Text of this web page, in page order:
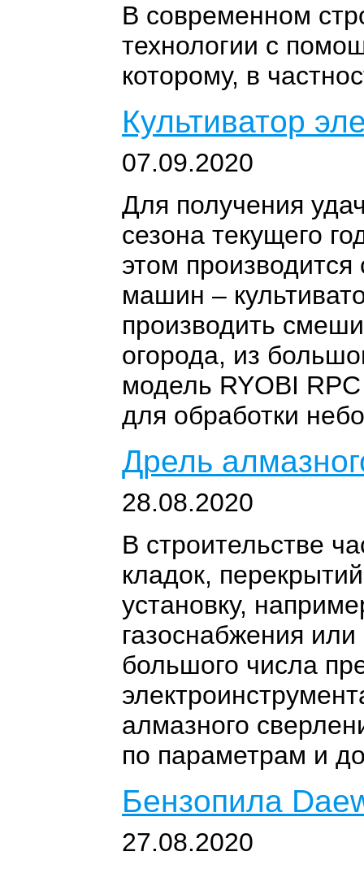
В современном
технологии с
которому, в
Культиватор
07.09.2020
Для получения
сезона текущего
этом
машин –
производить
огорода, из
модель RYOBI
для обработки
Дрель
28.08.2020
В строительстве
кладок,
установку,
газоснабжения
большого числа
алмазного
по параметрам и
Бензопила
27.08.2020